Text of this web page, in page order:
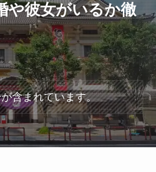
や彼女がいるか徹
含まれています。